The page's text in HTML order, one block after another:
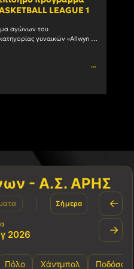
LEAGUE 1
αγώνων του
γυναικών «Allwyn
- Α.Σ. ΑΡΗΣ
Σήμερα ←
2026 →
Πόλο Χάντμπολ